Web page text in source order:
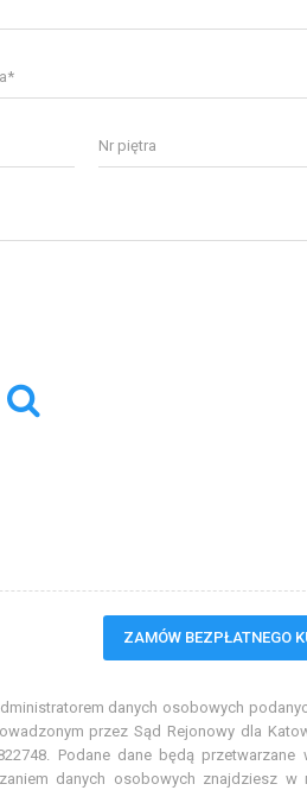
ZAMÓW BEZPŁATNEGO
danych osobowych
przez Sąd Rejonowy dla
Podane dane będą
danych osobowych znajdziesz w